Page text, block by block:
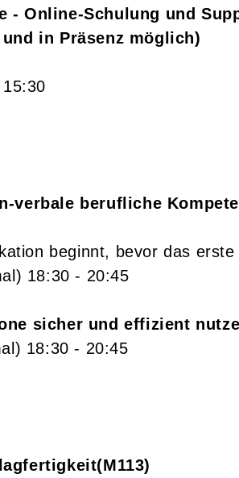
- Online-Schulung und
in Präsenz möglich)
verbale berufliche
beginnt, bevor das
18:30 - 20:45
sicher und effizient
18:30 - 20:45
M113